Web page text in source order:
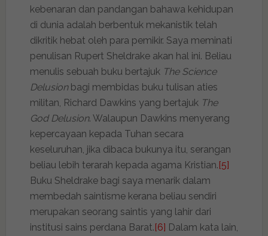
kebenaran dan pandangan bahawa kehidupan
di dunia adalah berbentuk mekanistik telah
dikritik hebat oleh para pemikir. Saya meminati
penulisan Rupert Sheldrake akan hal ini. Beliau
menulis sebuah buku bertajuk The Science
Delusionbagi membidas buku tulisan aties
militan, Richard Dawkins yang bertajuk The
God Delusion. Walaupun Dawkins menyerang
kepercayaan kepada Tuhan secara
keseluruhan, jika dibaca bukunya itu, serangan
beliau lebih terarah kepada agama Kristian.[5]
Buku Sheldrake bagi saya menarik dalam
membedah saintisme kerana beliau sendiri
merupakan seorang saintis yang lahir dari
institusi sains perdana Barat.[6] Dalam kata lain,